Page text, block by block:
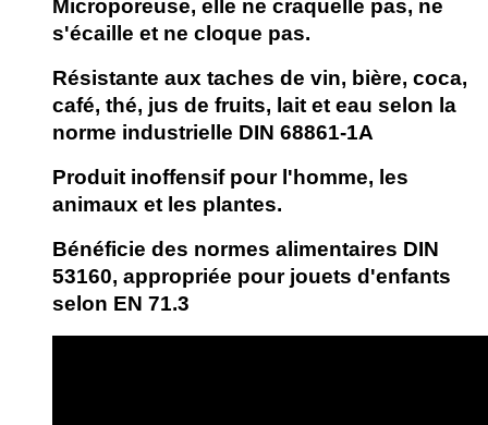
Microporeuse, elle ne craquelle pas, ne
s'écaille et ne cloque pas.
Résistante aux taches de vin, bière, coca,
café, thé, jus de fruits, lait et eau selon la
norme industrielle DIN 68861-1A
Produit inoffensif pour l'homme, les
animaux et les plantes.
Bénéficie des normes alimentaires DIN
53160, appropriée pour jouets d'enfants
selon EN 71.3